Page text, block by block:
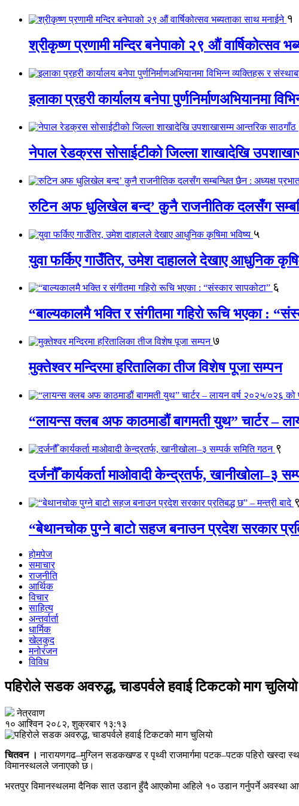
१
श्रीकृष्ण प्रणामी मन्दिर बनेपाको २९ औं वार्षिकोत्सव
इलाका प्रहरी कार्यालय बनेपा पुर्णनिर्माणअभियानमा
नेपाल रेडक्रस सोसाईटीको जिल्ला शाखादेखि
रुटिन अफ धुलिखेल बन्द’ कुनै राजनीतिक दलसँग
५
युवा फर्किए गाउँतिर, उमेश दाहालले देखाए आधुनिक
६
“बाल्यकालमै भक्ति र संगीतमा गहिराे रूचि भएका :
७
मुक्तेश्वर मन्दिरमा हरितालिका तीज विशेष पूजा सम्पन
“लायन्स क्लब अफ काठमाडौं बागमती युथ” चार्टर –
९
दर्जनौँ कार्यकर्ता माओवादी केन्द्रतर्फ, खानीखोला–३
९
“बेथानचोक पुग्ने बाटो सहज बनाउन प्रदेश सरकार
होमपेज
समाचार
राजनीति
आर्थिक
विचार
साहित्य
अन्तर्वार्ता
धार्मिक
खेलकुद
मनोरंजन
विविध
पहिरोले सडक अवरुद्ध, चाडपर्वले हवाई टिकटको माग चुलियो
नेत्रवाण
१० आश्विन २०८२, शुक्रबार १३:१३
चितवन ।नारायणगढ–मुग्लिन सडकखण्ड र पृथ्वी राजमार्गमा पटक–पटक पहिरो खस्दा
विमानस्थलले जनाएको छ।
भरतपुर विमानस्थलमा दैनिक सात उडान हुँदै आएकोमा अहिले १० उडान गर्नुपर्ने अवस्था